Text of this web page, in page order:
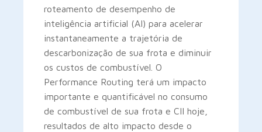
roteamento de desempenho de
inteligência artificial (AI) para acelerar
instantaneamente a trajetória de
descarbonização de sua frota e diminuir
os custos de combustível. O
Performance Routing terá um impacto
importante e quantificável no consumo
de combustível de sua frota e CII hoje,
resultados de alto impacto desde o